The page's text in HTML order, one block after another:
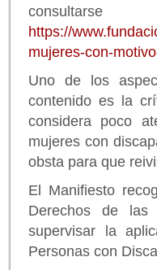
https://
mujeres-con-
Uno de los
contenido es la
considera poco
mujeres con
obsta para que
El Manifiesto
Derechos de las
supervisar la
Personas con